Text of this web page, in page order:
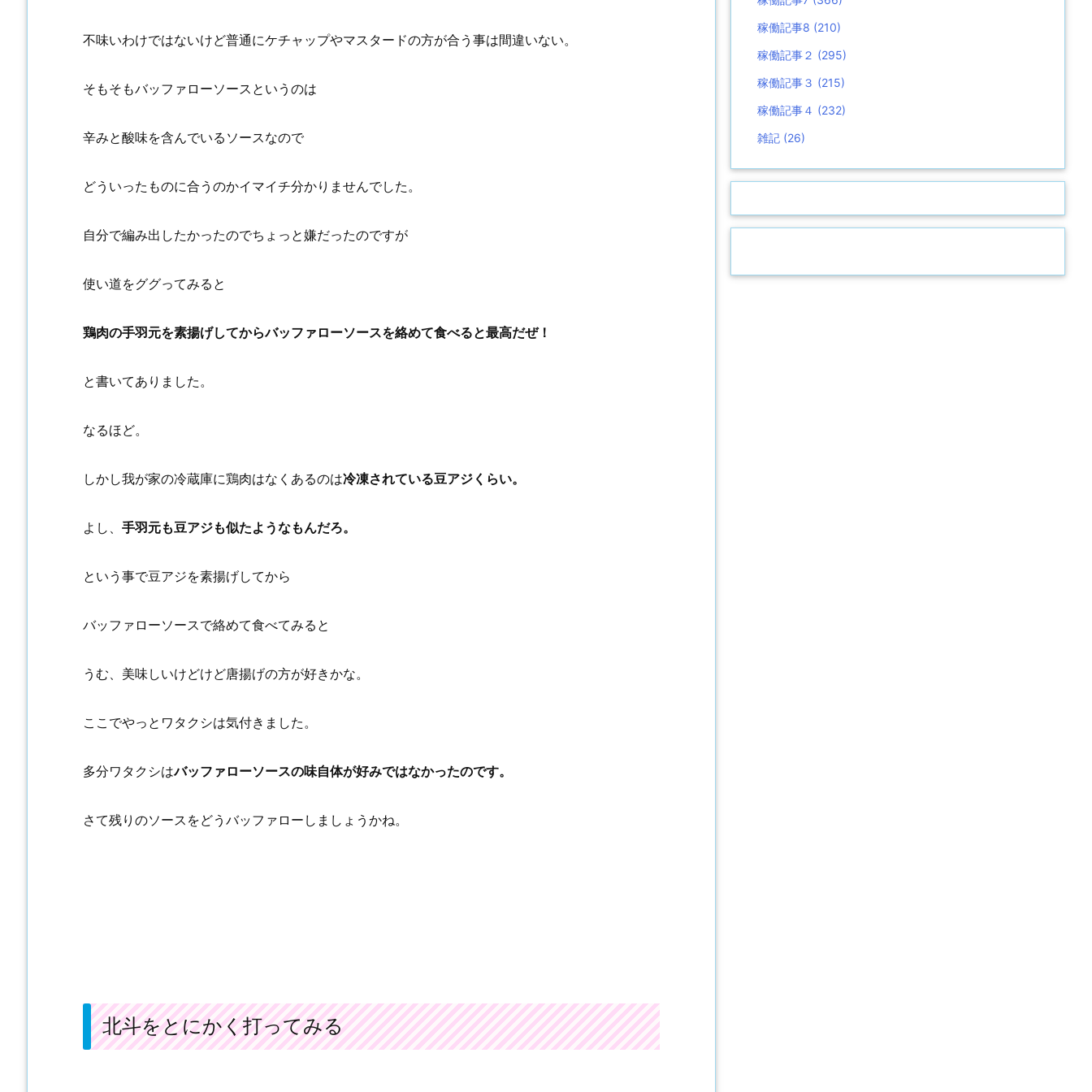
不味いわけではないけど普通にケチャップやマスタードの方が合う事は間違いない。
そもそもバッファローソースというのは
辛みと酸味を含んでいるソースなので
どういったものに合うのかイマイチ分かりませんでした。
自分で編み出したかったのでちょっと嫌だったのですが
使い道をググってみると
鶏肉の手羽元を素揚げしてからバッファローソースを絡めて食べると最高だぜ！
と書いてありました。
なるほど。
しかし我が家の冷蔵庫に鶏肉はなくあるのは冷凍されている豆アジくらい。
よし、 手羽元も豆アジも似たようなもんだろ。
という事で豆アジを素揚げしてから
バッファローソースで絡めて食べてみると
うむ、美味しいけどけど唐揚げの方が好きかな。
ここでやっとワタクシは気付きました。
多分ワタクシはバッファローソースの味自体が好みではなかったのです。
さて残りのソースをどうバッファローしましょうかね。
北斗をとにかく打ってみる
稼働記事8 (210)
稼働記事２ (295)
稼働記事３ (215)
稼働記事４ (232)
雑記 (26)